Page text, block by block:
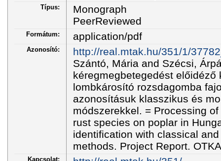
Típus:
Monograph
PeerReviewed
Formátum: application/pdf
Azonosító:
http://real.mtak.hu/351/1/
Szántó, Mária and Szécsi,
kéregmegbetegedést előidéző
lombkárosító rozsdagomba
azonosításuk klasszikus és
módszerekkel. = Processing
rust species on poplar in
identification with classical
methods. Project Report.
Kapcsolat: